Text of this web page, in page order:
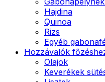
Hajdina
Quinoa
Rizs
Egyéb
Hozzávalók
Olajok
Keverékek